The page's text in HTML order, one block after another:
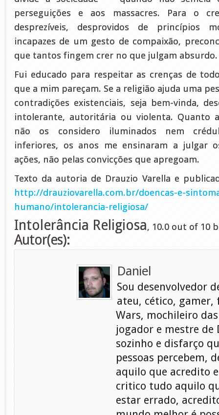
perseguições e aos massacres. Para o
desprezíveis, desprovidos de princípios
incapazes de um gesto de compaixão,
que tantos fingem crer no que julgam absurdo.
Fui educado para respeitar as crenças de
que a mim pareçam. Se a religião ajuda uma
contradições existenciais, seja bem-vinda,
intolerante, autoritária ou violenta. Quanto
não os considero iluminados nem
inferiores, os anos me ensinaram a julgar
ações, não pelas convicções que apregoam.
Texto da autoria de Drauzio Varella e
http://drauziovarella.com.br/doencas-e-
humano/intolerancia-religiosa/
Intolerância Religiosa, 10.0 out of 10
Autor(es):
Daniel
Sou desenvolvedor
ateu, cético, gamer,
Wars, mochileiro
jogador e mestre de
sozinho e disfarço
pessoas percebem,
aquilo que acredito
critico tudo aquilo
estar errado,